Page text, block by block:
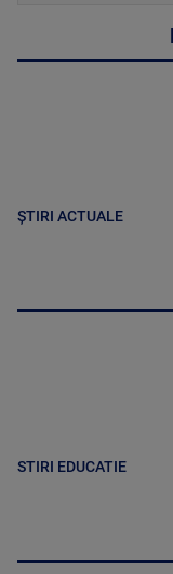
ȘTIRI ACTUALE
STIRI EDUCATIE